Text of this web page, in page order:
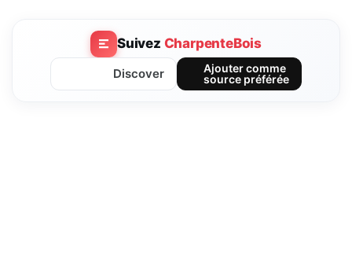
Suivez CharpenteBois
Discover
Ajouter comme
source préférée